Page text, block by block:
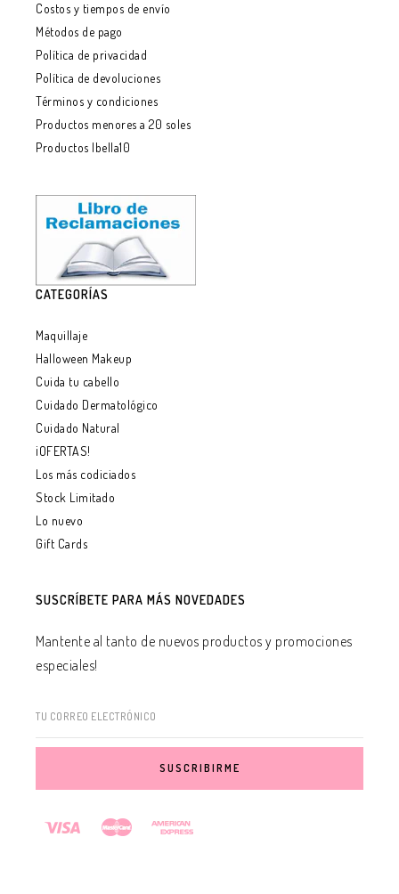
Costos y tiempos de envío
Métodos de pago
Política de privacidad
Política de devoluciones
Términos y condiciones
Productos menores a 20 soles
Productos Ibella10
CATEGORÍAS
Maquillaje
Halloween Makeup
Cuida tu cabello
Cuidado Dermatológico
Cuidado Natural
¡OFERTAS!
Los más codiciados
Stock Limitado
Lo nuevo
Gift Cards
SUSCRÍBETE PARA MÁS NOVEDADES
Mantente al tanto de nuevos productos y promociones
especiales!
TU CORREO ELECTRÓNICO